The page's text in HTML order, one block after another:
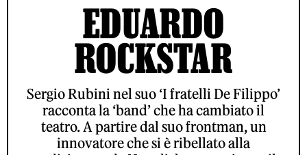
EDUARDO
ROCKSTAR
Sergio Rubini nel suo ‘I fratelli De Filippo’
racconta la ‘band’ che ha cambiato il
teatro. A partire dal suo frontman, un
innovatore che si è ribellato alla